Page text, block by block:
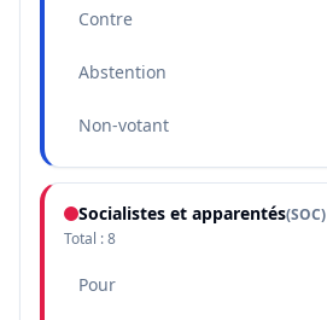
Contre
Abstention
Non-votant
Socialistes et apparentés(SOC)
Total :8
Pour